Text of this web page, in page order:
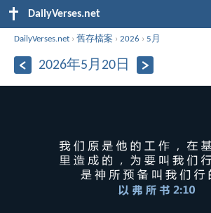
DailyVerses.net
DailyVerses.net ›舊存檔案 ›2026 ›5月
2026年5月20日